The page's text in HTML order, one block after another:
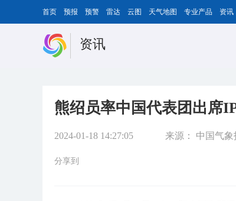
首页 预报 预警 雷达 云图 天气地图 专业产品 资讯
资讯
熊绍员率中国代表团出席
2024-01-18 14:27:05 来源： 中国气象
分享到